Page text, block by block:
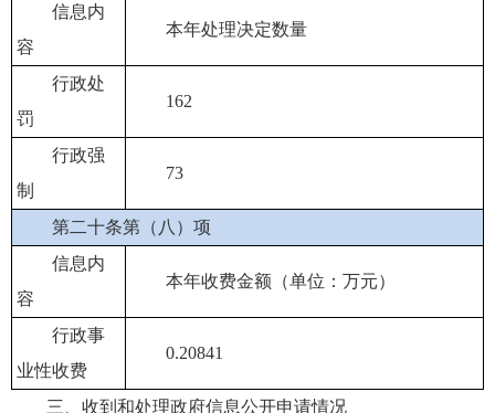
信息内
容
本年处理决定数量
行政处
罚
162
行政强
制
73
第二十条第（八）项
信息内
容
本年收费金额（单位：万元）
行政事
业性收费
0.20841
三、收到和处理政府信息公开申请情况